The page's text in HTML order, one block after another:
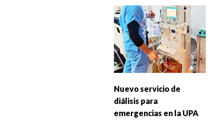
Nuevo servicio de
diálisis para
emergencias en la UPA